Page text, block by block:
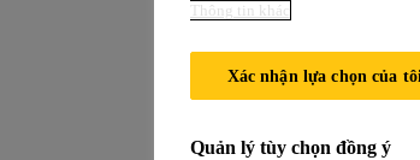
KEO
Thông tin khác
Xác nhận lựa chọn của tôi
Quản lý tùy chọn đồng ý